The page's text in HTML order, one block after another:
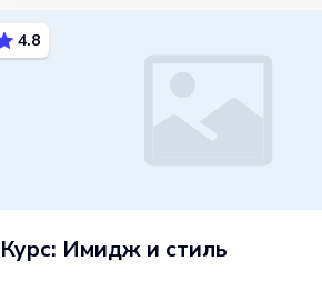
4.8
Курс: Имидж и стиль